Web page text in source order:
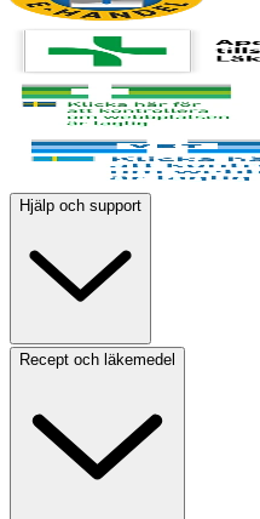
Hjälp och support
Recept och läkemedel